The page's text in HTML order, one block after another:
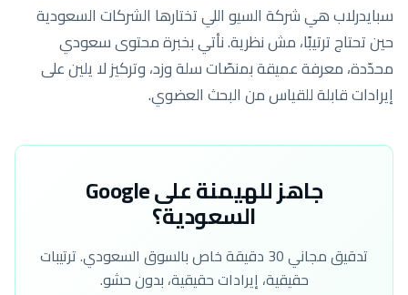
سبايدرلاب هي شركة السيو اللي تختارها الشركات السعودية
حين تحتاج ترتيبًا، مش نظرية. نأتي بخبرة محتوى سعودي
محدّدة، معرفة عميقة بمنصّات سلة وزد، وتركيز لا يلين على
إيرادات قابلة للقياس من البحث العضوي.
جاهز للهيمنة على Google
السعودية؟
تدقيق مجاني 30 دقيقة خاص بالسوق السعودي. ترتيبات
حقيقية، إيرادات حقيقية، بدون حشو.